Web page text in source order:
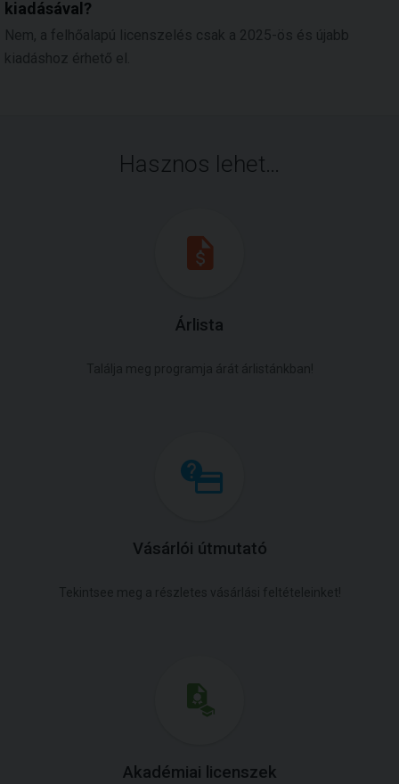
kiadásával?
Nem, a felhőalapú licenszelés csak a 2025-ös és újabb
kiadáshoz érhető el.
Hasznos lehet…
Árlista
Vásárlói útmutató
Akadémiai licenszek